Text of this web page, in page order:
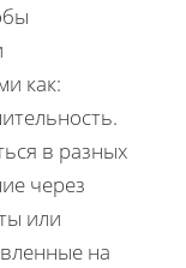
как:
в разных
через
или
на